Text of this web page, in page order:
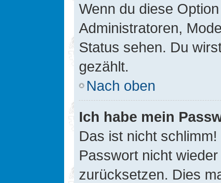
Wenn du diese
Administratoren,
Status sehen. Du
gezählt.
Nach oben
Ich habe mein
Das ist nicht
Passwort nicht
zurücksetzen. Dies